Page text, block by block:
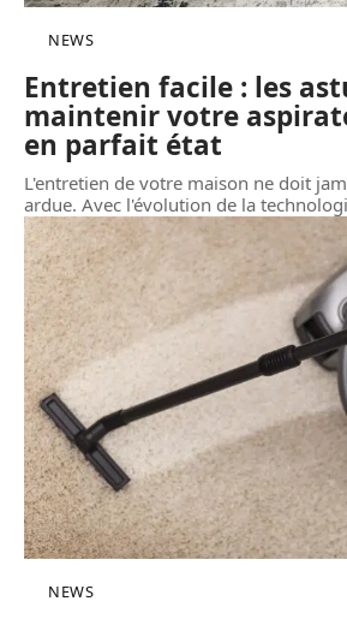
NEWS
Entretien facile : les
maintenir votre
en parfait état
L'entretien de votre maison ne doit
ardue. Avec l'évolution de la
NEWS